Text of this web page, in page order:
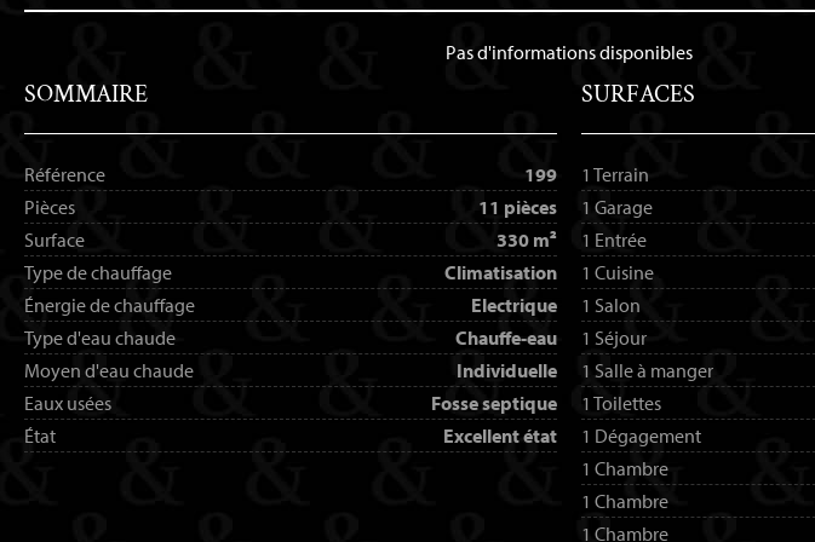
Pas d'informations disponibles
SOMMAIRE
Référence
199
Pièces
11 pièces
Surface
330 m²
Type de chauffage
Climatisation
Énergie de chauffage
Electrique
Type d'eau chaude
Chauffe-eau
Moyen d'eau chaude
Individuelle
Eaux usées
Fosse septique
État
Excellent état
SURFACES
1 Terrain
1 Garage
1 Entrée
1 Cuisine
1 Salon
1 Séjour
1 Salle à manger
1 Toilettes
1 Dégagement
1 Chambre
1 Chambre
1 Chambre